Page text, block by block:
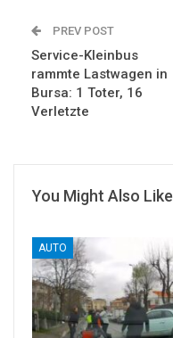
PREV POST
Service-Kleinbus
rammte Lastwagen in
Bursa: 1 Toter, 16
Verletzte
You Might Also Like
AUTO